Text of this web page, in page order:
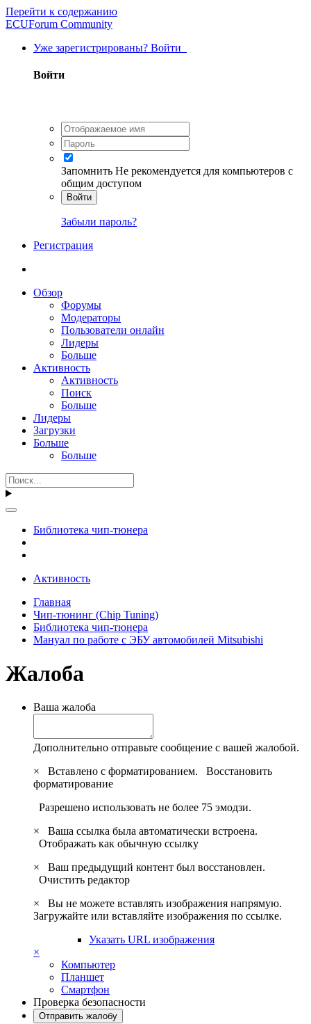
Перейти к содержанию
ECUForum Community
Уже зарегистрированы? Войти
Войти
Запомнить Не рекомендуется для компьютеров с
общим доступом
Войти
Забыли пароль?
Регистрация
Обзор
Форумы
Модераторы
Пользователи онлайн
Лидеры
Больше
Активность
Активность
Поиск
Больше
Лидеры
Загрузки
Больше
Больше
Библиотека чип-тюнера
Активность
Главная
Чип-тюнинг (Chip Tuning)
Библиотека чип-тюнера
Мануал по работе с ЭБУ автомобилей Mitsubishi
Жалоба
Ваша жалоба
Дополнительно отправьте сообщение с вашей жалобой.
×
Вставлено с форматированием. Восстановить
форматирование
Разрешено использовать не более 75 эмодзи.
×
Ваша ссылка была автоматически встроена.
Отображать как обычную ссылку
×
Ваш предыдущий контент был восстановлен.
Очистить редактор
×
Вы не можете вставлять изображения напрямую.
Загружайте или вставляйте изображения по ссылке.
Указать URL изображения
×
Компьютер
Планшет
Смартфон
Проверка безопасности
Отправить жалобу